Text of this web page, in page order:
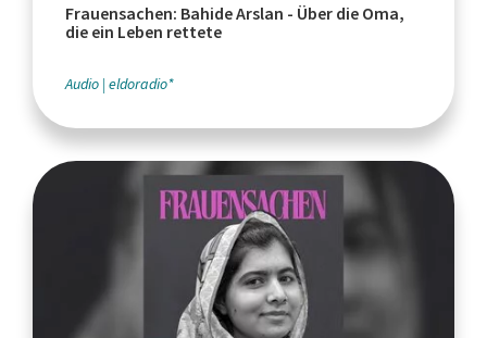
Frauensachen: Bahide Arslan - Über die Oma,
die ein Leben rettete
Audio eldoradio*